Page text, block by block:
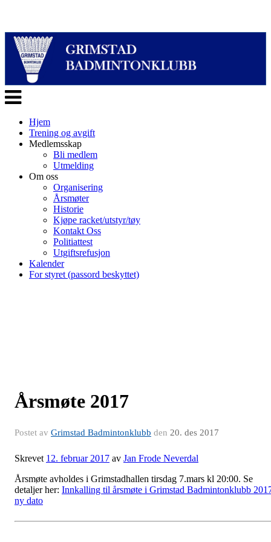
Veksle
navigasjon
Hjem
Trening og avgift
Medlemsskap
Bli medlem
Utmelding
Om oss
Organisering
Årsmøter
Historie
Kjøpe racket/utstyr/tøy
Kontakt Oss
Politiattest
Utgiftsrefusjon
Kalender
For styret (passord beskyttet)
Årsmøte 2017
Postet av Grimstad Badmintonklubb den 20. des 2017
Skrevet 12. februar 2017 av Jan Frode Neverdal
Årsmøte avholdes i Grimstadhallen tirsdag 7.mars kl 20:00. Se
detaljer her: Innkalling til årsmøte i Grimstad Badmintonklubb
ny dato